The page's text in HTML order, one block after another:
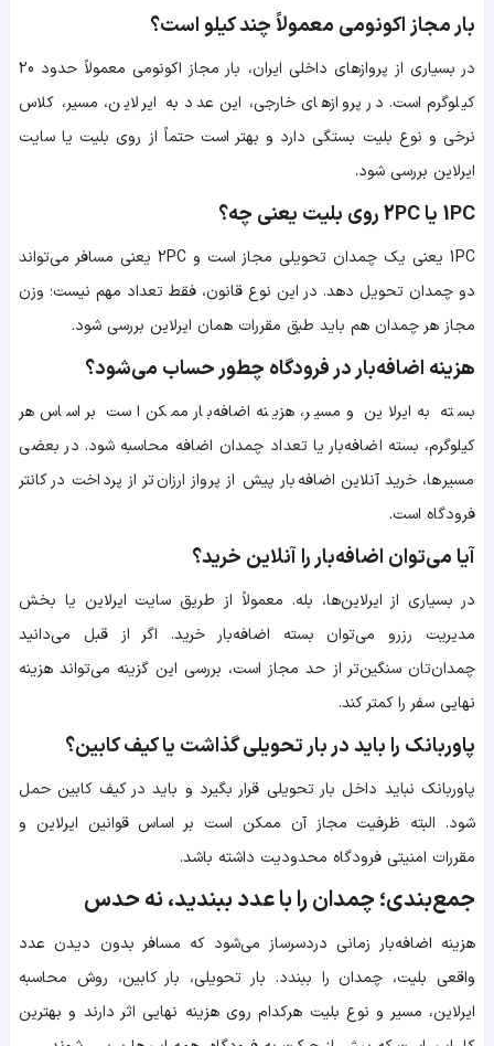
بار مجاز اکونومی معمولاً چند کیلو است؟
در بسیاری از پروازهای داخلی ایران، بار مجاز اکونومی معمولاً حدود 20
کیلوگرم است. در پروازهای خارجی، این عدد به ایرلاین، مسیر، کلاس
نرخی و نوع بلیت بستگی دارد و بهتر است حتماً از روی بلیت یا سایت
ایرلاین بررسی شود.
1PC یا 2PC روی بلیت یعنی چه؟
1PC یعنی یک چمدان تحویلی مجاز است و 2PC یعنی مسافر می‌تواند
دو چمدان تحویل دهد. در این نوع قانون، فقط تعداد مهم نیست؛ وزن
مجاز هر چمدان هم باید طبق مقررات همان ایرلاین بررسی شود.
هزینه اضافه‌بار در فرودگاه چطور حساب می‌شود؟
بسته به ایرلاین و مسیر، هزینه اضافه‌بار ممکن است بر اساس هر
کیلوگرم، بسته اضافه‌بار یا تعداد چمدان اضافه محاسبه شود. در بعضی
مسیرها، خرید آنلاین اضافه‌بار پیش از پرواز ارزان‌تر از پرداخت در کانتر
فرودگاه است.
آیا می‌توان اضافه‌بار را آنلاین خرید؟
در بسیاری از ایرلاین‌ها، بله. معمولاً از طریق سایت ایرلاین یا بخش
مدیریت رزرو می‌توان بسته اضافه‌بار خرید. اگر از قبل می‌دانید
چمدان‌تان سنگین‌تر از حد مجاز است، بررسی این گزینه می‌تواند هزینه
نهایی سفر را کمتر کند.
پاوربانک را باید در بار تحویلی گذاشت یا کیف کابین؟
پاوربانک نباید داخل بار تحویلی قرار بگیرد و باید در کیف کابین حمل
شود. البته ظرفیت مجاز آن ممکن است بر اساس قوانین ایرلاین و
مقررات امنیتی فرودگاه محدودیت داشته باشد.
جمع‌بندی؛ چمدان را با عدد ببندید، نه حدس
هزینه اضافه‌بار زمانی دردسرساز می‌شود که مسافر بدون دیدن عدد
واقعی بلیت، چمدان را ببندد. بار تحویلی، بار کابین، روش محاسبه
ایرلاین، مسیر و نوع بلیت هرکدام روی هزینه نهایی اثر دارند و بهترین